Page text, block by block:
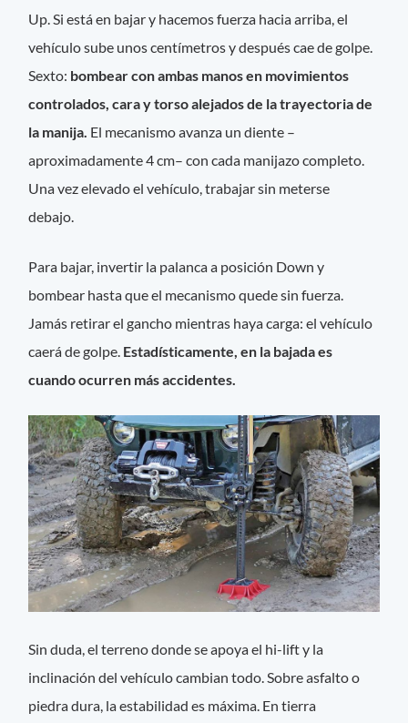
Up. Si está en bajar y hacemos fuerza hacia arriba, el
vehículo sube unos centímetros y después cae de golpe.
Sexto: bombear con ambas manos en movimientos
controlados, cara y torso alejados de la trayectoria de
la manija. El mecanismo avanza un diente –
aproximadamente 4 cm– con cada manijazo completo.
Una vez elevado el vehículo, trabajar sin meterse
debajo.
Para bajar, invertir la palanca a posición Down y
bombear hasta que el mecanismo quede sin fuerza.
Jamás retirar el gancho mientras haya carga: el vehículo
caerá de golpe. Estadísticamente, en la bajada es
cuando ocurren más accidentes.
Sin duda, el terreno donde se apoya el hi-lift y la
inclinación del vehículo cambian todo. Sobre asfalto o
piedra dura, la estabilidad es máxima. En tierra